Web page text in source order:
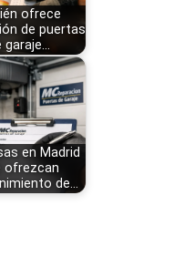
ofrece
de puertas
garaje…
en Madrid
ofrezcan
de…